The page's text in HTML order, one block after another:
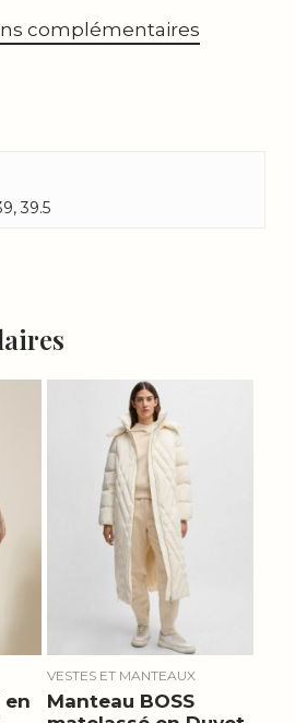
complémentaires
39.5
en
VESTES ET MANTEAUX
Manteau BOSS